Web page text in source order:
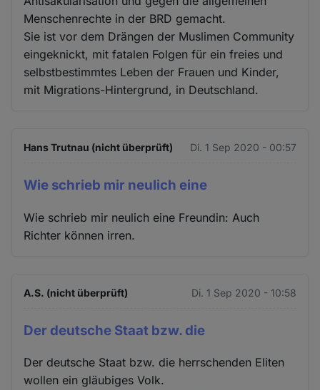
Menschenrechte in der BRD gemacht.
Sie ist vor dem Drängen der Muslimen Community
eingeknickt, mit fatalen Folgen für ein freies und
selbstbestimmtes Leben der Frauen und Kinder,
mit Migrations-Hintergrund, in Deutschland.
Hans Trutnau (nicht überprüft) Di. 1 Sep 2020 - 00:57
Wie schrieb mir neulich eine
Wie schrieb mir neulich eine Freundin: Auch
Richter können irren.
A.S. (nicht überprüft) Di. 1 Sep 2020 - 10:58
Der deutsche Staat bzw. die
Der deutsche Staat bzw. die herrschenden Eliten
wollen ein gläubiges Volk.